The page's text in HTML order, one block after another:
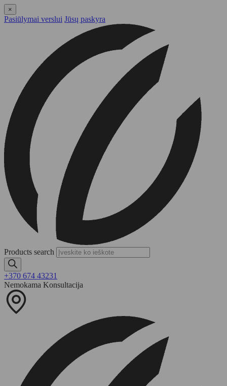
×
Pasiūlymai verslui Jūsų paskyra
Products search
+370 674 43231
Nemokama Konsultacija